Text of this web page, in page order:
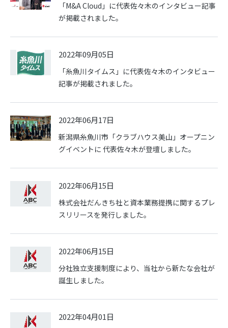
「M&A Cloud」に代表佐々木のインタビュー記事
が掲載されました。
2022年09月05日
「糸魚川タイムス」に代表佐々木のインタビュー
記事が掲載されました。
2022年06月17日
新潟県糸魚川市「クラブハウス美山」オープニン
グイベントに 代表佐々木が登壇しました。
2022年06月15日
株式会社だんきち社と資本業務提携に関するプレ
スリリースを発行しました。
2022年06月15日
分社独立支援制度により、当社から新たな会社が
誕生しました。
2022年04月01日